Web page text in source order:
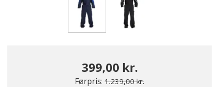
399,00 kr.
Førpris: Pris nedsat fra
1.239,00 kr.til